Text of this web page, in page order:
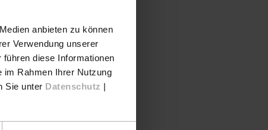
anbieten zu können
Verwendung unserer
diese Informationen
im Rahmen Ihrer Nutzung
Sie unter Datenschutz |